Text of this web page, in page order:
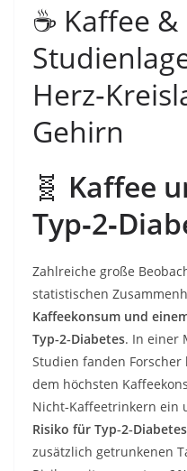
☕ Kaffee
Gehirn
🧬 Kaffee
Zahlreiche große
statistischen
Kaffeekonsum und
Typ‑2‑Diabetes. In einer
Studien fanden Forscher
dem höchsten
Nicht‑Kaffeetrinkern ein
Risiko für
zusätzlich getrunkenen